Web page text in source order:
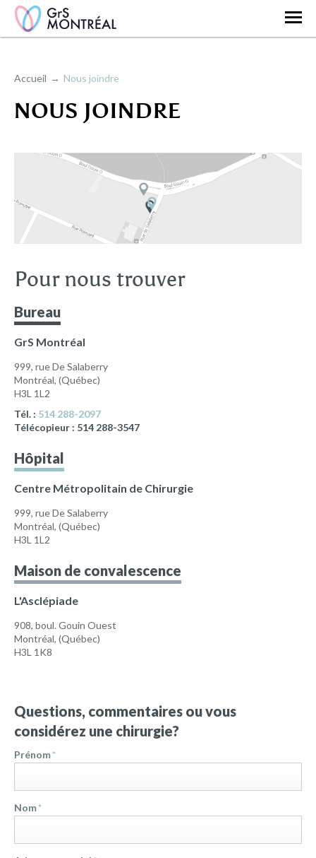
Accueil Nous joindre
NOUS JOINDRE
Pour nous trouver
Bureau
GrS Montréal
999, rue De Salaberry
Montréal, (Québec)
H3L 1L2
Tél. : 514 288-2097
Télécopieur : 514 288-3547
Hôpital
Centre Métropolitain de Chirurgie
999, rue De Salaberry
Montréal, (Québec)
H3L 1L2
Maison de convalescence
L'Asclépiade
908, boul. Gouin Ouest
Montréal, (Québec)
H3L 1K8
Questions, commentaires ou vous
considérez une chirurgie?
Prénom*
Nom*